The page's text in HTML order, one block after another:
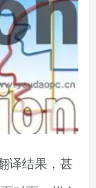
译结果，甚